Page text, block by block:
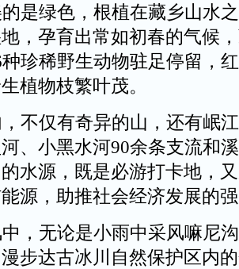
是绿色，根植在藏乡山水
，孕育出常如初春的气候
珍稀野生动物驻足停留，
植物枝繁叶茂。
不仅有奇异的山，还有岷
、小黑水河90余条支流和
水源，既是必游打卡地，
源，助推社会经济发展的
，无论是小雨中采风嘛尼
步达古冰川自然保护区内